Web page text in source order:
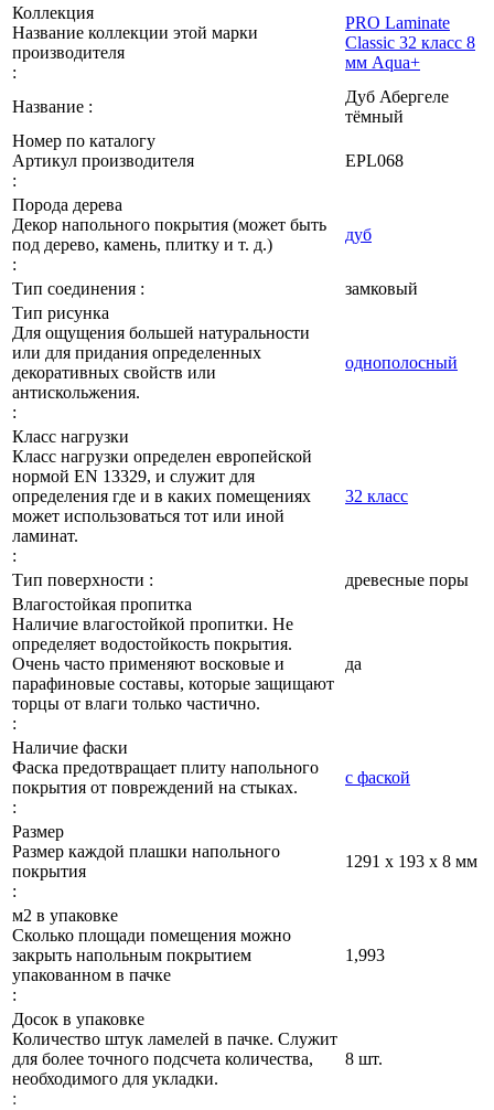
Коллекция
Название коллекции этой марки
производителя
:
PRO Laminate
Classic 32 класс 8
мм Aqua+
Название :
Дуб Абергеле
тёмный
Номер по каталогу
Артикул производителя
:
EPL068
Порода дерева
Декор напольного покрытия (может быть
под дерево, камень, плитку и т. д.)
:
дуб
Тип соединения :
замковый
Тип рисунка
Для ощущения большей натуральности
или для придания определенных
декоративных свойств или
антискольжения.
:
однополосный
Класс нагрузки
Класс нагрузки определен европейской
нормой EN 13329, и служит для
определения где и в каких помещениях
может использоваться тот или иной
ламинат.
:
32 класс
Тип поверхности :
древесные поры
Влагостойкая пропитка
Наличие влагостойкой пропитки. Не
определяет водостойкость покрытия.
Очень часто применяют восковые и
парафиновые составы, которые защищают
торцы от влаги только частично.
:
да
Наличие фаски
Фаска предотвращает плиту напольного
покрытия от повреждений на стыках.
:
с фаской
Размер
Размер каждой плашки напольного
покрытия
:
1291 x 193 x 8 мм
м2 в упаковке
Сколько площади помещения можно
закрыть напольным покрытием
упакованном в пачке
:
1,993
Досок в упаковке
Количество штук ламелей в пачке. Служит
для более точного подсчета количества,
необходимого для укладки.
:
8 шт.